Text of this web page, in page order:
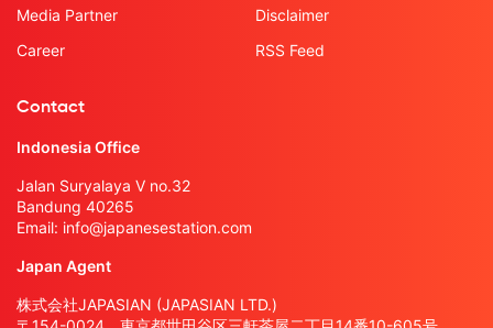
Media Partner
Career
Disclaimer
RSS Feed
Contact
Indonesia Office
Jalan Suryalaya V no.32
Bandung 40265
Email: info@japanesestation.com
Japan Agent
株式会社JAPASIAN (JAPASIAN LTD.)